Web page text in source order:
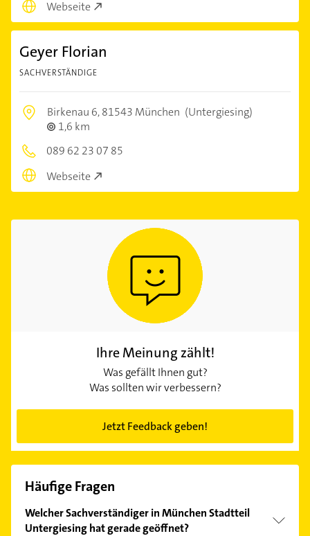
Webseite
Geyer Florian
SACHVERSTÄNDIGE
Birkenau 6,81543 München (Untergiesing)
1,6 km
089 62 23 07 85
Webseite
Ihre Meinung zählt!
Was gefällt Ihnen gut?
Was sollten wir verbessern?
Jetzt Feedback geben!
Häufige Fragen
Welcher Sachverständiger in München Stadtteil
Untergiesing hat gerade geöffnet?